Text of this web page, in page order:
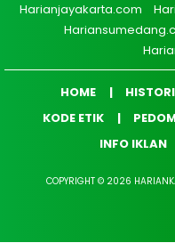
Harianjayakarta.com
HOME
KODE ETIK
INFO IKLAN
COPYRIGHT © 2026